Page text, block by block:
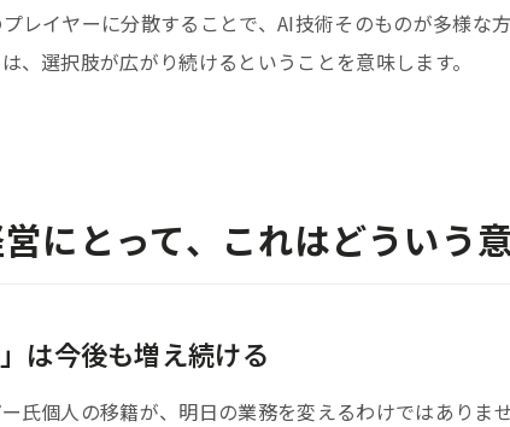
レイヤーに分散することで、AI技術そのものが多様な
、選択肢が広がり続けるということを意味します。
にとって、これはどういう
は今後も増え続ける
氏個人の移籍が、明日の業務を変えるわけではありま